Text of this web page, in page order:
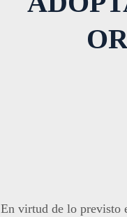
En virtud de lo previsto